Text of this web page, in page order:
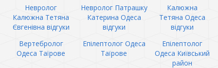
Невролог
Калюжна Тетяна
Євгенівна відгуки
Невролог Патрашку
Катерина Одеса
відгуки
Калюжна
Тетяна Одеса
відгуки
Вертебролог
Одеса Таїрове
Епілептолог Одеса
Таїрове
Епілептолог
Одеса Київський
район